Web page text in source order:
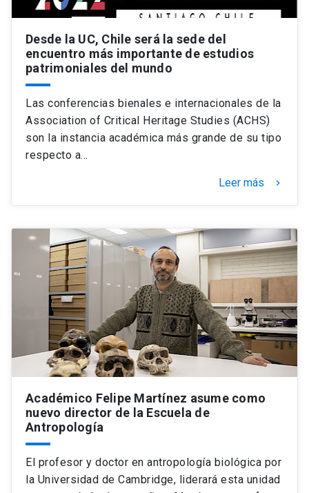
Desde la UC, Chile será la sede del
encuentro más importante de estudios
patrimoniales del mundo
Las conferencias bienales e internacionales de la
Association of Critical Heritage Studies (ACHS)
son la instancia académica más grande de su tipo
respecto a…
Leer más keyboard_arrow_right
Académico Felipe Martínez asume como
nuevo director de la Escuela de
Antropología
El profesor y doctor en antropología biológica por
la Universidad de Cambridge, liderará esta unidad